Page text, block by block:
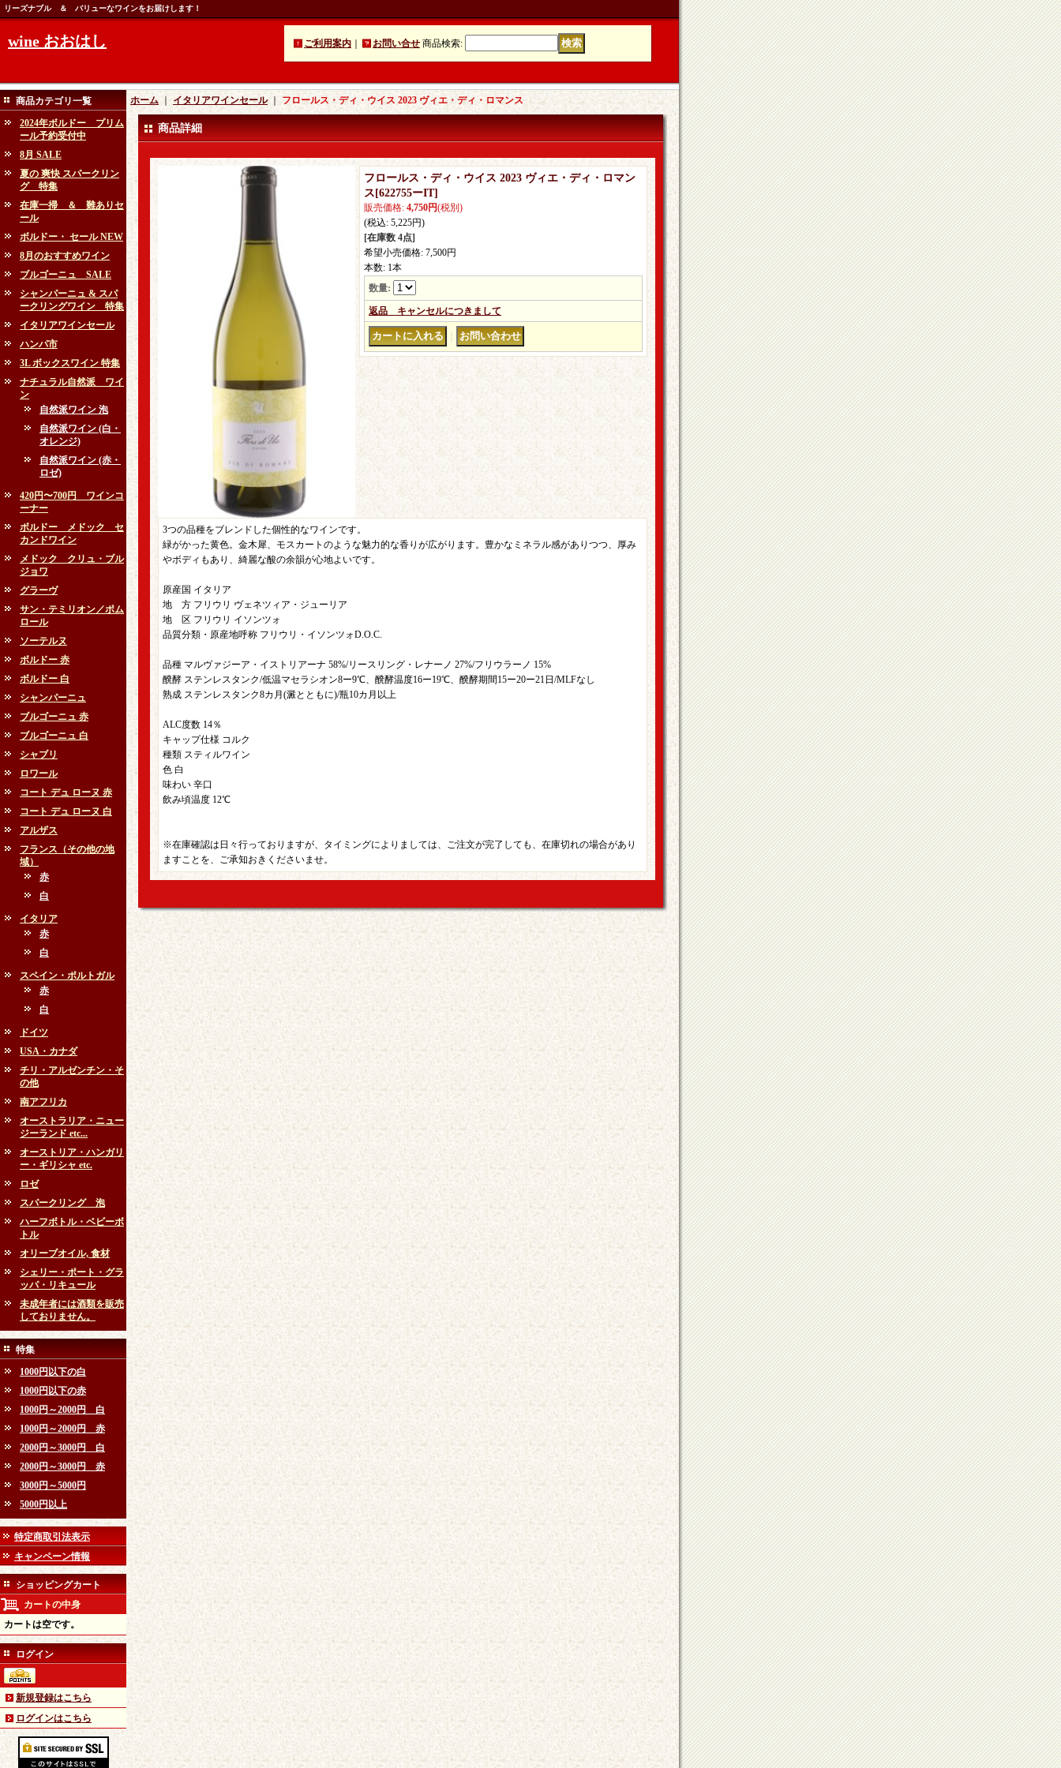
リーズナブル ＆ バリューなワインをお届けします！
wine おおはし ご利用案内 お問い合せ 商品検索:
商品カテゴリ一覧
2024年ボルドー プリム
ール予約受付中
8月 SALE
夏の 爽快 スパークリン
グ 特集
在庫一掃 ＆ 難ありセ
ール
ボルドー・ セール NEW
8月のおすすめワイン
ブルゴーニュ SALE
シャンパーニュ & スパ
ークリングワイン 特集
イタリアワインセール
ハンパ市
3L ボックスワイン 特集
ナチュラル自然派 ワイ
ン
自然派ワイン 泡
自然派ワイン (白・
オレンジ)
自然派ワイン (赤・
ロゼ)
420円〜700円 ワインコ
ーナー
ボルドー メドック セ
カンドワイン
メドック クリュ・ブル
ジョワ
グラーヴ
サン・テミリオン／ポム
ロール
ソーテルヌ
ボルドー 赤
ボルドー 白
シャンパーニュ
ブルゴーニュ 赤
ブルゴーニュ 白
シャブリ
ロワール
コート デュ ローヌ 赤
コート デュ ローヌ 白
アルザス
フランス（その他の地
域）
赤
白
イタリア
赤
白
スペイン・ポルトガル
赤
白
ドイツ
USA・カナダ
チリ・アルゼンチン・そ
の他
南アフリカ
オーストラリア・ニュー
ジーランド etc...
オーストリア・ハンガリ
ー・ギリシャ etc.
ロゼ
スパークリング 泡
ハーフボトル・ベビーボ
トル
オリーブオイル, 食材
シェリー・ポート・グラ
ッパ・リキュール
未成年者には酒類を販売
しておりません。
特集
1000円以下の白
1000円以下の赤
1000円～2000円 白
1000円～2000円 赤
2000円～3000円 白
2000円～3000円 赤
3000円～5000円
5000円以上
特定商取引法表示
キャンペーン情報
ショッピングカート
カートの中身
カートは空です。
ログイン
新規登録はこちら
ログインはこちら
ホーム イタリアワインセール｜ フロールス・ディ・ウイス 2023 ヴィエ・ディ・ロマンス
商品詳細
フロールス・ディ・ウイス 2023 ヴィエ・ディ・ロマン
ス [622755ーIT]
販売価格: 4,750円(税別)
(税込: 5,225円)
[在庫数 4点]
希望小売価格: 7,500円
本数: 1本
数量:
返品 キャンセルにつきまして
3つの品種をブレンドした個性的なワインです。
緑がかった黄色。金木犀、モスカートのような魅力的な香りが広がります。豊かなミネラル感がありつつ、厚み
やボディもあり、綺麗な酸の余韻が心地よいです。
原産国 イタリア
地 方 フリウリ ヴェネツィア・ジューリア
地 区 フリウリ イソンツォ
品質分類・原産地呼称 フリウリ・イソンツォD.O.C.
品種 マルヴァジーア・イストリアーナ 58%/リースリング・レナーノ 27%/フリウラーノ 15%
醗酵 ステンレスタンク/低温マセラシオン8ー9℃、醗酵温度16ー19℃、醗酵期間15ー20ー21日/MLFなし
熟成 ステンレスタンク8カ月(澱とともに)/瓶10カ月以上
ALC度数 14％
キャップ仕様 コルク
種類 スティルワイン
色 白
味わい 辛口
飲み頃温度 12℃
※在庫確認は日々行っておりますが、タイミングによりましては、ご注文が完了しても、在庫切れの場合があり
ますことを、ご承知おきくださいませ。